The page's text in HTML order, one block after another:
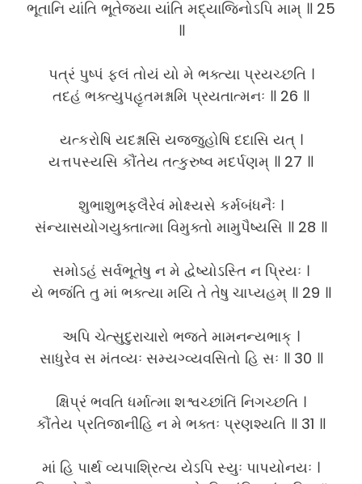
ભૂતાનિ યાંતિ ભૂતેજ્યા યાંતિ મદ્યાજિનોઽપિ મામ્ ॥ 25
॥
પત્રં પુષ્પં ફલં તોયં યો મે ભક્ત્યા પ્રયચ્છતિ ।
તદહં ભક્ત્યુપહૃતમશ્નામિ પ્રયતાત્મનઃ ॥ 26 ॥
યત્કરોષિ યદશ્નાસિ યજ્જુહોષિ દદાસિ યત્ ।
યત્તપસ્યસિ કૌંતેય તત્કુરુષ્વ મદર્પણમ્ ॥ 27 ॥
શુભાશુભફલૈરેવં મોક્ષ્યસે કર્મબંધનૈઃ ।
સંન્યાસયોગયુક્તાત્મા વિમુક્તો મામુપૈષ્યસિ ॥ 28 ॥
સમોઽહં સર્વભૂતેષુ ન મે દ્વેષ્યોઽસ્તિ ન પ્રિયઃ ।
યે ભજંતિ તુ માં ભક્ત્યા મયિ તે તેષુ ચાપ્યહમ્ ॥ 29 ॥
અપિ ચેત્સુદુરાચારો ભજતે મામનન્યભાક્ ।
સાધુરેવ સ મંતવ્યઃ સમ્યગ્વ્યવસિતો હિ સઃ ॥ 30 ॥
ક્ષિપ્રં ભવતિ ધર્માત્મા શશ્વચ્છાંતિં નિગચ્છતિ ।
કૌંતેય પ્રતિજાનીહિ ન મે ભક્તઃ પ્રણશ્યતિ ॥ 31 ॥
માં હિ પાર્થ વ્યપાશ્રિત્ય યેઽપિ સ્યુઃ પાપયોનયઃ ।